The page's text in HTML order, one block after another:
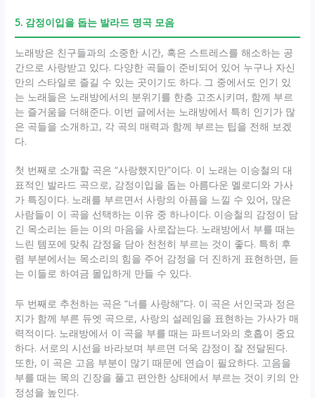
5. 감정이입을 돕는 발라드 명곡 모음
노래방은 친구들과의 소중한 시간, 혹은 스트레스를 해소하는 공
간으로 사랑받고 있다. 다양한 곡들이 준비되어 있어 누구나 자신
만의 스타일로 즐길 수 있는 곳이기도 하다. 그 중에서도 인기 있
는 노래들은 노래방에서의 분위기를 한층 고조시키며, 함께 부르
는 즐거움을 더해준다. 이번 글에서는 노래방에서 특히 인기가 많
은 곡들을 소개하고, 각 곡의 매력과 함께 부르는 팁을 전해 보겠
다.
첫 번째로 소개할 곡은 “사랑했지만”이다. 이 노래는 이승철의 대
표적인 발라드 곡으로, 감정이입을 돕는 아름다운 멜로디와 가사
가 특징이다. 노래를 부르면서 사랑의 아픔을 느낄 수 있어, 많은
사람들이 이 곡을 선택하는 이유 중 하나이다. 이승철의 감정이 담
긴 목소리는 듣는 이의 마음을 사로잡는다. 노래방에서 부를 때는
느린 템포에 맞춰 감정을 담아 천천히 부르는 것이 좋다. 특히 후
렴 부분에서는 목소리의 힘을 주어 감정을 더 진하게 표현하면, 듣
는 이들로 하여금 몰입하게 만들 수 있다.
두 번째로 추천하는 곡은 “너를 사랑해”다. 이 곡은 서인국과 정은
지가 함께 부른 듀엣 곡으로, 사랑의 설레임을 표현하는 가사가 매
력적이다. 노래방에서 이 곡을 부를 때는 파트너와의 호흡이 중요
하다. 서로의 시선을 바라보며 부르면 더욱 감정이 잘 전달된다.
또한, 이 곡은 고음 부분이 많기 때문에 연습이 필요하다. 고음을
부를 때는 목의 긴장을 풀고 편안한 상태에서 부르는 것이 키의 안
정성을 높인다.